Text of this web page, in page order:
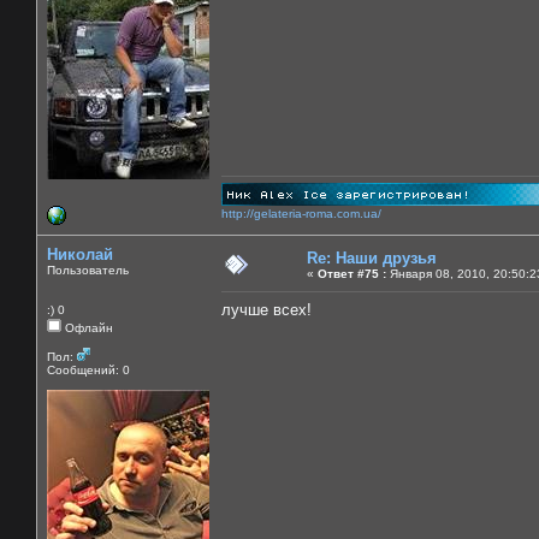
http://gelateria-roma.com.ua/
Николай
Пользователь
:) 0
Офлайн
Пол:
Сообщений: 0
Re: Наши друзья
« Ответ #75 : Января 08, 2010,
лучше всех!